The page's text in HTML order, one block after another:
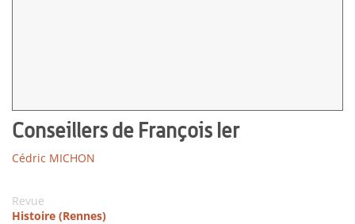
Conseillers de François Ier
Cédric MICHON
Revue
Histoire (Rennes)